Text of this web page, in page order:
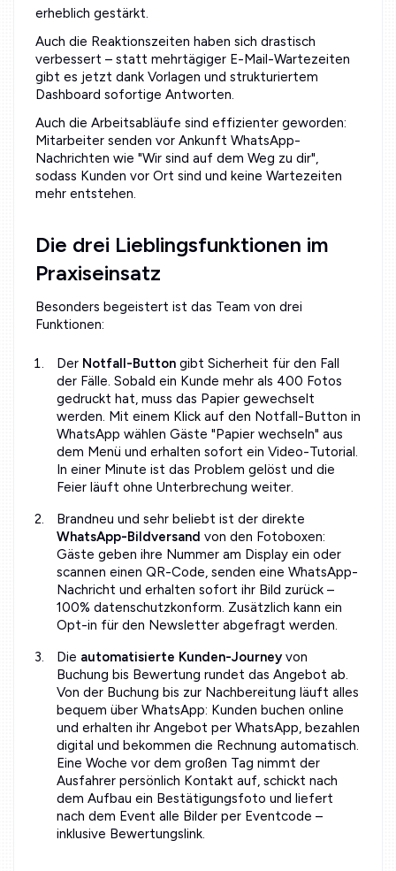
erheblich gestärkt.
Auch die Reaktionszeiten haben sich drastisch
verbessert – statt mehrtägiger E-Mail-Wartezeiten
gibt es jetzt dank Vorlagen und strukturiertem
Dashboard sofortige Antworten.
Auch die Arbeitsabläufe sind effizienter geworden:
Mitarbeiter senden vor Ankunft WhatsApp-
Nachrichten wie "Wir sind auf dem Weg zu dir",
sodass Kunden vor Ort sind und keine Wartezeiten
mehr entstehen.
Die drei Lieblingsfunktionen im
Praxiseinsatz
Besonders begeistert ist das Team von drei
Funktionen:
Der Notfall-Button gibt Sicherheit für den Fall
der Fälle. Sobald ein Kunde mehr als 400 Fotos
gedruckt hat, muss das Papier gewechselt
werden. Mit einem Klick auf den Notfall-Button in
WhatsApp wählen Gäste "Papier wechseln" aus
dem Menü und erhalten sofort ein Video-Tutorial.
In einer Minute ist das Problem gelöst und die
Feier läuft ohne Unterbrechung weiter.
Brandneu und sehr beliebt ist der direkte
WhatsApp-Bildversand von den Fotoboxen:
Gäste geben ihre Nummer am Display ein oder
scannen einen QR-Code, senden eine WhatsApp-
Nachricht und erhalten sofort ihr Bild zurück –
100% datenschutzkonform. Zusätzlich kann ein
Opt-in für den Newsletter abgefragt werden.
Die automatisierte Kunden-Journey von
Buchung bis Bewertung rundet das Angebot ab.
Von der Buchung bis zur Nachbereitung läuft alles
bequem über WhatsApp: Kunden buchen online
und erhalten ihr Angebot per WhatsApp, bezahlen
digital und bekommen die Rechnung automatisch.
Eine Woche vor dem großen Tag nimmt der
Ausfahrer persönlich Kontakt auf, schickt nach
dem Aufbau ein Bestätigungsfoto und liefert
nach dem Event alle Bilder per Eventcode –
inklusive Bewertungslink.